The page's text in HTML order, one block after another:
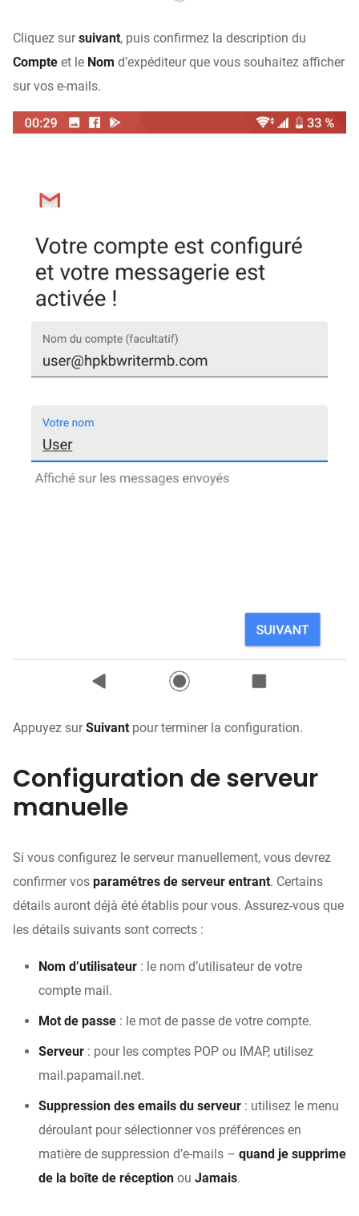
Cliquez sursuivant, puis confirmez la description du
Compte et le Nom d’expéditeur que vous souhaitez afficher
sur vos e-mails.
Appuyez surSuivant pour terminer la configuration.
Configuration de serveur
manuelle
Si vous configurez le serveur manuellement, vous devrez
confirmer vos paramétres de serveur entrant. Certains
détails auront déjà été établis pour vous. Assurez-vous que
les détails suivants sont corrects :
Nom d’utilisateur : le nom d’utilisateur de votre
compte mail.
Mot de passe : le mot de passe de votre compte.
Serveur : pour les comptes POP ou IMAP, utilisez
mail.papamail.net.
Suppression des emails du serveur : utilisez le menu
déroulant pour sélectionner vos préférences en
matière de suppression d’e-mails – quand je supprime
de la boîte de réception ou Jamais.